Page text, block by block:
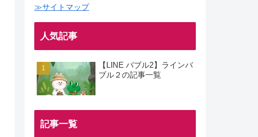
≫サイトマップ
人気記事
【LINE バブル2】ラインバ
ブル２の記事一覧
記事一覧